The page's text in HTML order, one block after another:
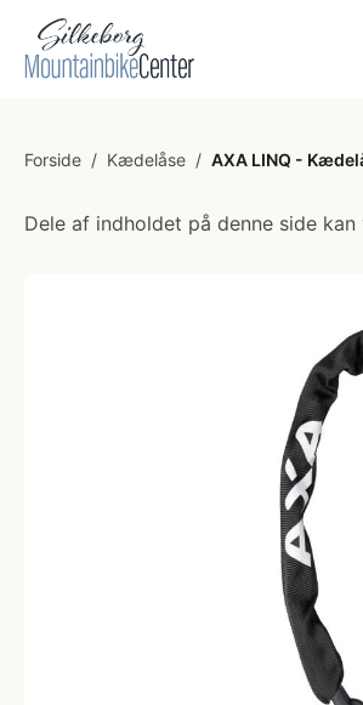
Forside / Kædelåse / AXA LINQ -
Dele af indholdet på denne side